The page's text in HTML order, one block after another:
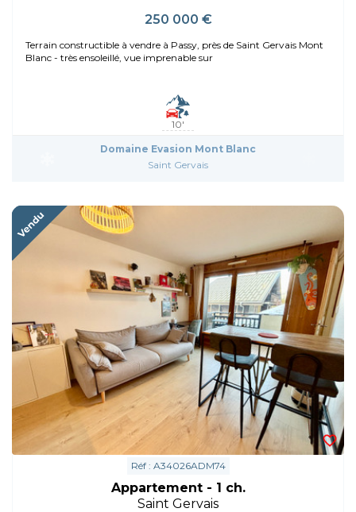
250 000 €
Terrain constructible à vendre à Passy, près de Saint Gervais Mont
Blanc - très ensoleillé, vue imprenable sur
10'
Domaine Evasion Mont Blanc
Saint Gervais
Réf : A34026ADM74
Appartement - 1 ch.
Saint Gervais